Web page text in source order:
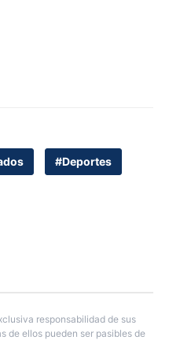
#Deportes
responsabilidad de sus
de ellos pueden ser pasibles de